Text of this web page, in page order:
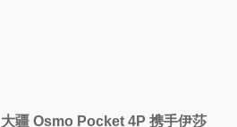
大疆 Osmo Pocket 4P 携手伊莎